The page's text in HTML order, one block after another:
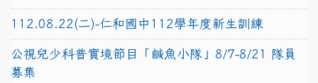
112.08.22(二)-仁和國中112學年度新生訓練
公視兒少科普實境節目「鹹魚小隊」8/7-8/21 隊員
募集